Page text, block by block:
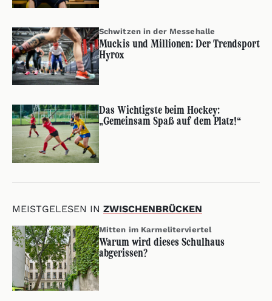
Schwitzen in der Messehalle
Muckis und Millionen: Der Trendsport
Hyrox
Das Wichtigste beim Hockey:
„Gemeinsam Spaß auf dem Platz!“
MEISTGELESEN IN ZWISCHENBRÜCKEN
Mitten im Karmeliterviertel
Warum wird dieses Schulhaus
abgerissen?